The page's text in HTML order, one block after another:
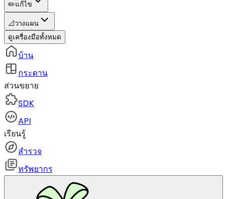
✏️แก้ไข
📐วางแผน
ดูเครื่องมือทั้งหมด
บ้าน
กระดาน
ส่วนขยาย
SDK
API
เรียนรู้
สำรวจ
ทรัพยากร